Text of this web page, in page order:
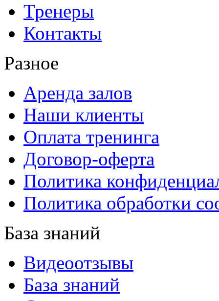
Тренеры
Контакты
Разное
Аренда залов
Наши клиенты
Оплата тренинга
Договор-оферта
Политика
Политика обработки
База знаний
Видеоотзывы
База знаний